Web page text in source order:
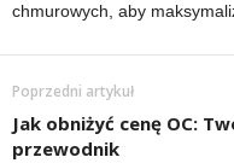
chmurowych, aby
Poprzedni artykuł
Jak obniżyć cenę OC:
przewodnik